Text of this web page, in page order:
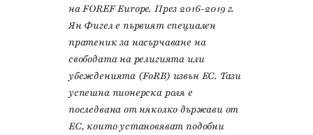
на FOREF Europe. През 2016-2019 г.
Ян Фигел е първият специален
пратеник за насърчаване на
свободата на религията или
убежденията (FoRB) извън ЕС. Тази
успешна пионерска роля е
последвана от няколко държави от
ЕС, които установяват подобни